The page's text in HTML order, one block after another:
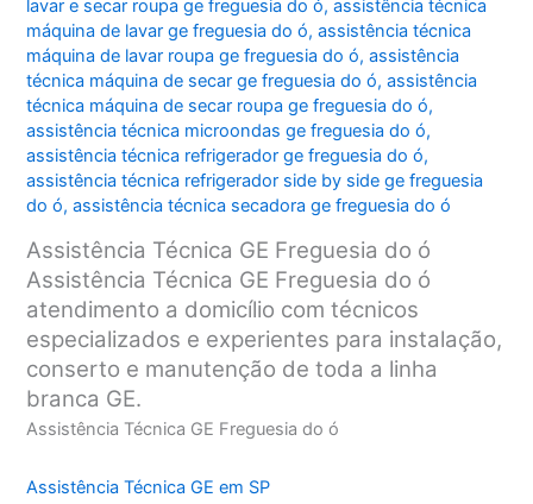
lavar e secar roupa ge freguesia do ó,assistência técnica
máquina de lavar ge freguesia do ó,assistência técnica
máquina de lavar roupa ge freguesia do ó,assistência
técnica máquina de secar ge freguesia do ó,assistência
técnica máquina de secar roupa ge freguesia do ó,
assistência técnica microondas ge freguesia do ó,
assistência técnica refrigerador ge freguesia do ó,
assistência técnica refrigerador side by side ge freguesia
do ó,assistência técnica secadora ge freguesia do ó
Assistência Técnica GE Freguesia do ó
Assistência Técnica GE Freguesia do ó
atendimento a domicílio com técnicos
especializados e experientes para instalação,
conserto e manutenção de toda a linha
branca GE.
Assistência Técnica GE Freguesia do ó
Assistência Técnica GE em SP